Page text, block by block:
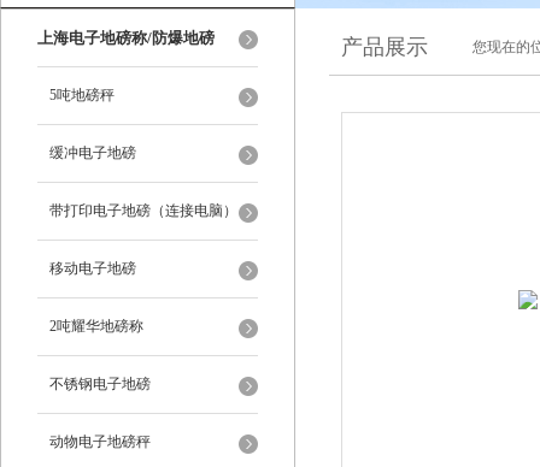
上海电子地磅称/防爆地磅
5吨地磅秤
缓冲电子地磅
带打印电子地磅（连接电脑）
移动电子地磅
2吨耀华地磅称
不锈钢电子地磅
动物电子地磅秤
产品展示 您现在的